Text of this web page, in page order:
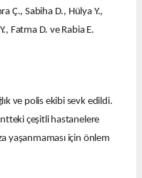
Ç., Sabiha D., Hülya Y.,
Fatma D. ve Rabia E.
ve polis ekibi sevk edildi.
çeşitli hastanelere
yaşanmaması için önlem